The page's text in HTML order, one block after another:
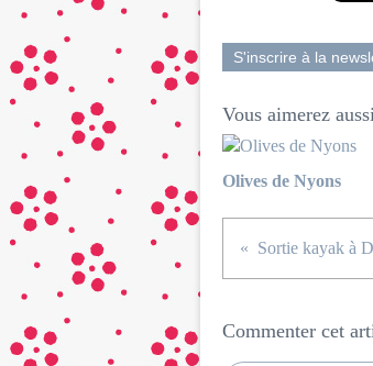
S'inscrire à la
Vous aimerez
Olives de Nyons
Sortie kayak à
Commenter cet